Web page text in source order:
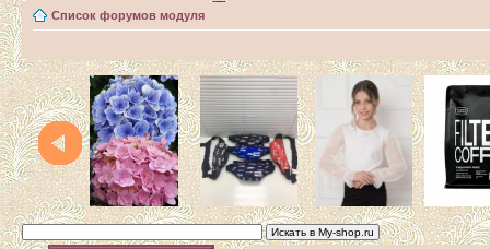
Список форумов модуля